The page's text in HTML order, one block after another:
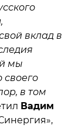
вклад в
мы
своего
в том
Вадим